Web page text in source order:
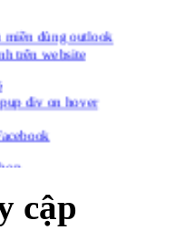
trên website
div on hover
cập